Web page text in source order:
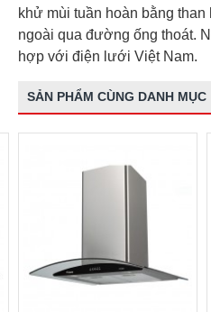
khử mùi tuần hoàn bằng than
ngoài qua đường ống thoát.
hợp với điện lưới Việt Nam.
SẢN PHẨM CÙNG DANH MỤC